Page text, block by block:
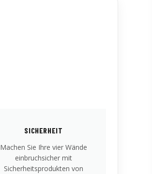
SICHERHEIT
Machen Sie Ihre vier Wände
einbruchsicher mit
Sicherheitsprodukten von